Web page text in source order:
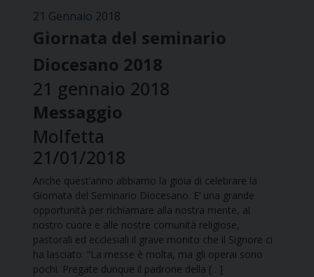
21 Gennaio 2018
Giornata del seminario
Diocesano 2018
21 gennaio 2018
Messaggio
Molfetta
21/01/2018
Anche quest’anno abbiamo la gioia di celebrare la
Giornata del Seminario Diocesano. E’ una grande
opportunità per richiamare alla nostra mente, al
nostro cuore e alle nostre comunità religiose,
pastorali ed ecclesiali il grave monito che il Signore ci
ha lasciato: “La messe è molta, ma gli operai sono
pochi. Pregate dunque il padrone della […]